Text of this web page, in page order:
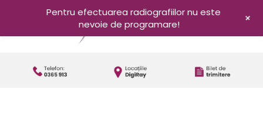
Pentru efectuarea radiografiilor nu este
nevoie de programare!
+